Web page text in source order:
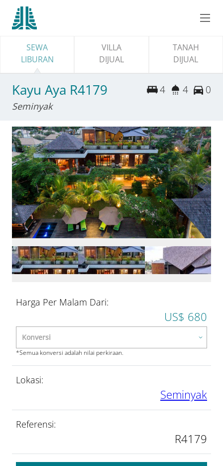
SEWA
LIBURAN
VILLA
DIJUAL
TANAH
DIJUAL
Kayu Aya R4179
Seminyak
4 4 0
Harga Per Malam Dari:
US$ 680
*Semua konversi adalah nilai perkiraan.
Lokasi:
Seminyak
Referensi:
R4179